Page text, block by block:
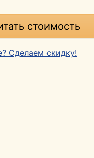
стоимость
Сделаем скидку!